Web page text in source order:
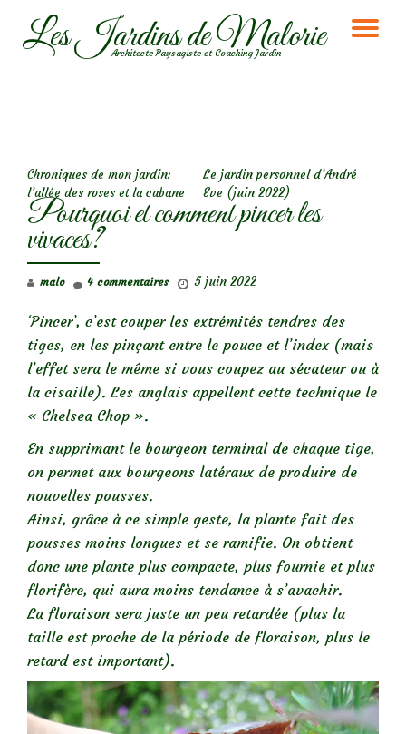
AllerLes Jardins de Malorie
Architecte Paysagiste et Coaching Jardin
Chroniques de mon jardin:
l’allée des roses et la cabane
Le jardin personnel d’André
Eve (juin 2022)
Pourquoi et comment pincer les
vivaces?
malo 5 juin 2022
4 commentaires
‘Pincer’, c’est couper les extrémités tendres des
tiges, en les pinçant entre le pouce et l’index (mais
l’effet sera le même si vous coupez au sécateur ou à
la cisaille). Les anglais appellent cette technique le
« Chelsea Chop ».
En supprimant le bourgeon terminal de chaque tige,
on permet aux bourgeons latéraux de produire de
nouvelles pousses.
Ainsi, grâce à ce simple geste, la plante fait des
pousses moins longues et se ramifie. On obtient
donc une plante plus compacte, plus fournie et plus
florifère, qui aura moins tendance à s’avachir.
La floraison sera juste un peu retardée (plus la
taille est proche de la période de floraison, plus le
retard est important).